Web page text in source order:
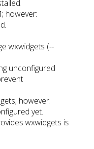
however:
wxwidgets (--
unconfigured
however:
yet.
wxwidgets is